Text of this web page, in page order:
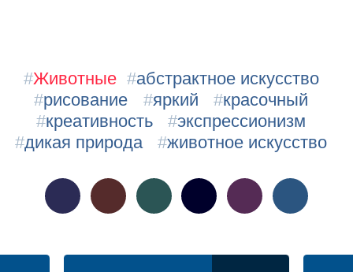
#Животные #абстрактное искусство
#рисование #яркий #красочный
#креативность #экспрессионизм
#дикая природа #животное искусство